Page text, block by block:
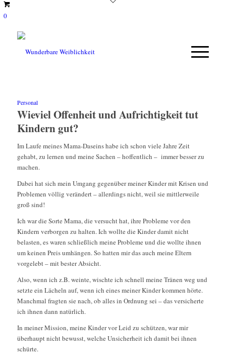
0
Personal
Wieviel Offenheit und Aufrichtigkeit tut
Kindern gut?
Im Laufe meines Mama-Daseins habe ich schon viele Jahre Zeit
gehabt, zu lernen und meine Sachen – hoffentlich – immer besser zu
machen.
Dabei hat sich mein Umgang gegenüber meiner Kinder mit Krisen und
Problemen völlig verändert – allerdings nicht, weil sie mittlerweile
groß sind!
Ich war die Sorte Mama, die versucht hat, ihre Probleme vor den
Kindern verborgen zu halten. Ich wollte die Kinder damit nicht
belasten, es waren schließlich meine Probleme und die wollte ihnen
um keinen Preis umhängen. So hatten mir das auch meine Eltern
vorgelebt – mit bester Absicht.
Also, wenn ich z.B. weinte, wischte ich schnell meine Tränen weg und
setzte ein Lächeln auf, wenn ich eines meiner Kinder kommen hörte.
Manchmal fragten sie nach, ob alles in Ordnung sei – das versicherte
ich ihnen dann natürlich.
In meiner Mission, meine Kinder vor Leid zu schützen, war mir
überhaupt nicht bewusst, welche Unsicherheit ich damit bei ihnen
schürte.